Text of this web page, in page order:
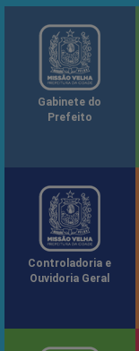
Gabinete do
Prefeito
Controladoria e
Ouvidoria Geral